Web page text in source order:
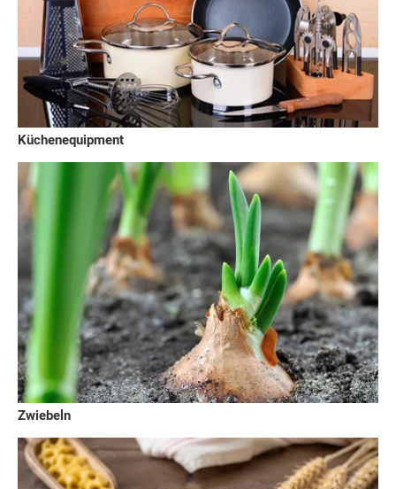
Küchenequipment
Zwiebeln